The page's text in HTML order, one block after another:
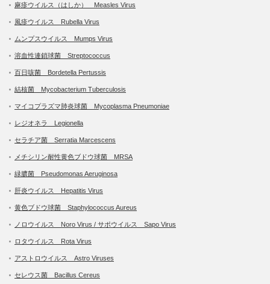
麻疹ウイルス（はしか） Measles Virus
風疹ウイルス Rubella Virus
ムンプスウイルス Mumps Virus
溶血性連鎖球菌 Streptococcus
百日咳菌 Bordetella Pertussis
結核菌 Mycobacterium Tuberculosis
マイコプラズマ肺炎球菌 Mycoplasma Pneumoniae
レジオネラ Legionella
セラチア菌 Serratia Marcescens
メチシリン耐性黄色ブドウ球菌 MRSA
緑膿菌 Pseudomonas Aeruginosa
肝炎ウイルス Hepatitis Virus
黄色ブドウ球菌 Staphylococcus Aureus
ノロウイルス Noro Virus / サポウイルス Sapo Virus
ロタウイルス Rota Virus
アストロウイルス Astro Viruses
セレウス菌 Bacillus Cereus